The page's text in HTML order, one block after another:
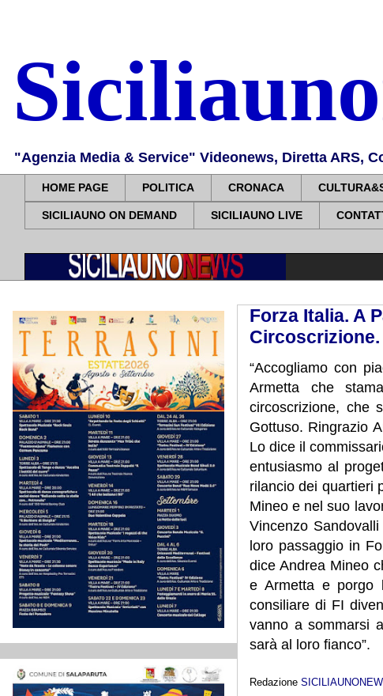
"Agenzia Media & Service" Videonews, Diretta ARS,
HOME PAGE POLITICA CRONACA
SICILIAUNO ON DEMAND SICILIAUNO LIVE
Forza Italia. A
“Accogliamo con
Armetta che
circoscrizione, che
Gottuso. Ringrazio
Lo dice il
entusiasmo al
rilancio dei quartieri
Mineo e nel suo
Vincenzo
loro passaggio in
dice Andrea Mineo
e Armetta e porgo
consiliare di FI
vanno a sommarsi
sarà al loro fianco”.
Redazione